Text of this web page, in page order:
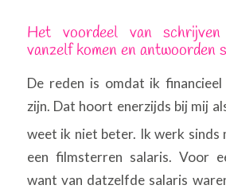
Het voordeel van
vanzelf komen en antwoorden
De reden is omdat ik
zijn. Dat hoort enerzijds bij mij
weet ik niet beter. Ik werk sinds
een filmsterren salaris. Voor
want van datzelfde salaris